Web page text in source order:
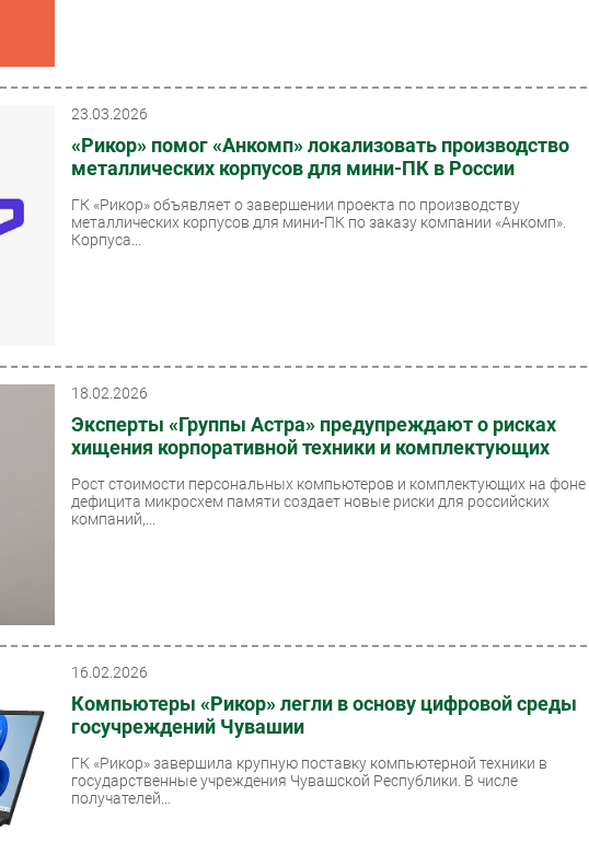
23.03.2026
«Рикор» помог «Анкомп» локализовать производство
металлических корпусов для мини-ПК в России
ГК «Рикор» объявляет о завершении проекта по производству
металлических корпусов для мини-ПК по заказу компании «Анкомп».
Корпуса...
18.02.2026
Эксперты «Группы Астра» предупреждают о рисках
хищения корпоративной техники и комплектующих
Рост стоимости персональных компьютеров и комплектующих на фоне
дефицита микросхем памяти создает новые риски для российских
компаний,...
16.02.2026
Компьютеры «Рикор» легли в основу цифровой среды
госучреждений Чувашии
ГК «Рикор» завершила крупную поставку компьютерной техники в
государственные учреждения Чувашской Республики. В числе
получателей...